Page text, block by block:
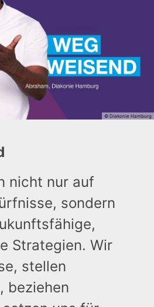
© Diakonie Hamburg
nicht nur auf
sondern
Strategien. Wir
stellen
beziehen